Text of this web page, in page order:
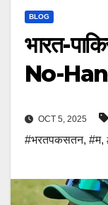
BLOG
भारत-
No-
OCT 5, 2025
#भरतपकसतन, #म,